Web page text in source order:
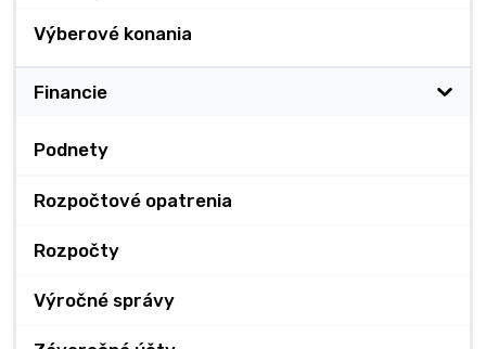
Výberové konania
Financie
Podnety
Rozpočtové opatrenia
Rozpočty
Výročné správy